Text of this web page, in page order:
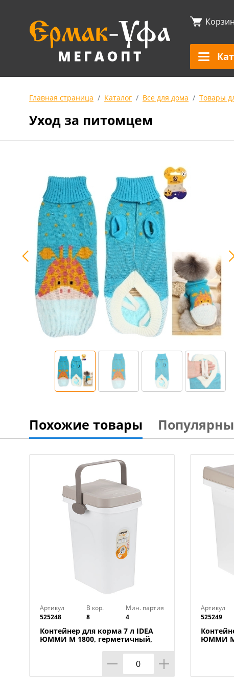
Главная страница Каталог Все для дома Товары
Уход за питомцем
Похожие товары
Артикул
525248
В кор.
8
Мин. партия
4
Контейнер для корма 7 л IDEA
ЮММИ М 1800, герметичный,
Артикул
525249
ЮММИ М